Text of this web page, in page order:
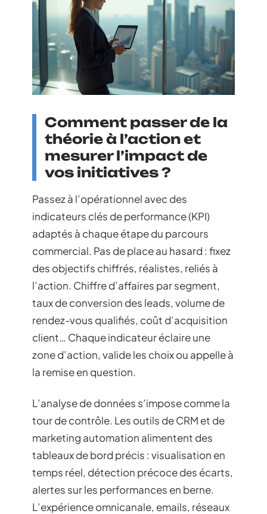
Comment passer de la
théorie à l’action et
mesurer l’impact de
vos initiatives ?
Passez à l’opérationnel avec des
indicateurs clés de performance (KPI)
adaptés à chaque étape du parcours
commercial. Pas de place au hasard : fixez
des objectifs chiffrés, réalistes, reliés à
l’action. Chiffre d’affaires par segment,
taux de conversion des leads, volume de
rendez-vous qualifiés, coût d’acquisition
client… Chaque indicateur éclaire une
zone d’action, valide les choix ou appelle à
la remise en question.
L’analyse de données s’impose comme la
tour de contrôle. Les outils de CRM et de
marketing automation alimentent des
tableaux de bord précis : visualisation en
temps réel, détection précoce des écarts,
alertes sur les performances en berne.
L’expérience omnicanale, emails, réseaux